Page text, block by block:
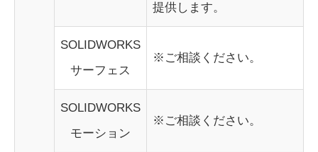
提供します。
SOLIDWORKS
サーフェス
※ご相談ください。
SOLIDWORKS
モーション
※ご相談ください。